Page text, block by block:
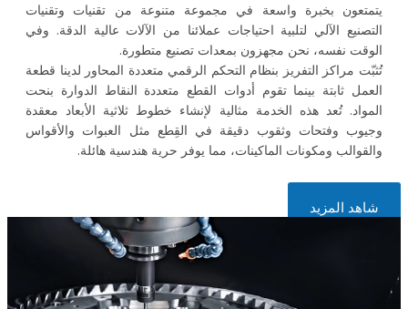
يتمتعون بخبرة واسعة في مجموعة متنوعة من تقنيات وتقنيات
التصنيع الآلي لتلبية احتياجات عملائنا من الآلات عالية الدقة. وفي
الوقت نفسه، نحن مجهزون بمعدات تصنيع متطورة.
تُثبّت مراكز التفريز بنظام التحكم الرقمي متعددة المحاور لدينا قطعة
العمل ثابتة بينما تقوم أدوات القطع متعددة النقاط الدوارة بنحت
المواد. تُعد هذه الخدمة مثالية لإنشاء خطوط ثلاثية الأبعاد معقدة
وجيوب وفتحات وثقوب دقيقة في القِطع مثل العبوات والأقواس
والقوالب ومكونات الماكينات، مما يوفر حرية هندسية هائلة.
شاهد المزيد